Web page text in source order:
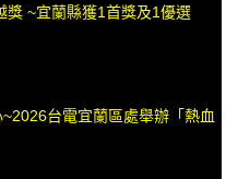
獎 ~宜蘭縣獲1首獎及1優選
台電宜蘭區處舉辦「熱血